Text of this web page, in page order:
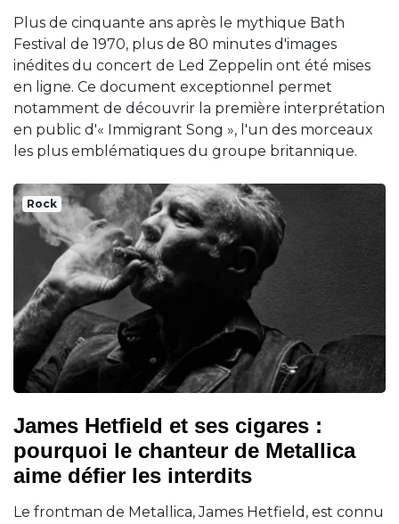
Plus de cinquante ans après le mythique Bath
Festival de 1970, plus de 80 minutes d'images
inédites du concert de Led Zeppelin ont été mises
en ligne. Ce document exceptionnel permet
notamment de découvrir la première interprétation
en public d'« Immigrant Song », l'un des morceaux
les plus emblématiques du groupe britannique.
Rock
James Hetfield et ses cigares :
pourquoi le chanteur de Metallica
aime défier les interdits
Le frontman de Metallica, James Hetfield, est connu